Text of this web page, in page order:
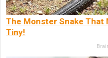
The Monster Snake That
Tiny!